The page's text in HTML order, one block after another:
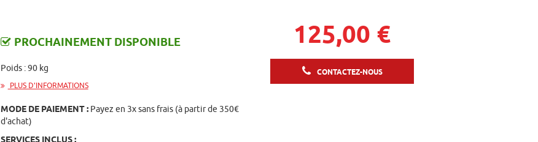
PROCHAINEMENT DISPONIBLE
Poids : 90 kg
PLUS D'INFORMATIONS
MODE DE PAIEMENT :Payez en 3x sans frais (à partir de 350€
d'achat)
SERVICES INCLUS :
125,00 €
CONTACTEZ-NOUS